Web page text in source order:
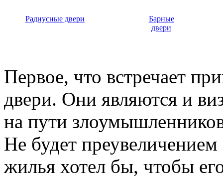
Радиусные двери
Барные
двери
Первое, что встречает
двери. Они являются и
на пути
Не будет
жилья хотел бы, чтобы